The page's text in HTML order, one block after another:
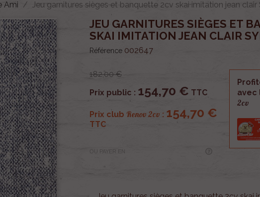
Ami Jeu garnitures sièges et banquette 2cv skai imitation jean
JEU GARNITURES SIÈGES ET
SKAI IMITATION JEAN CLAIR
Référence 002647
182,00 €
Prix public : 154,70 € TTC
Prix club Renov 2cv : 154,70 €
TTC
OU PAYER EN
avec
2cv